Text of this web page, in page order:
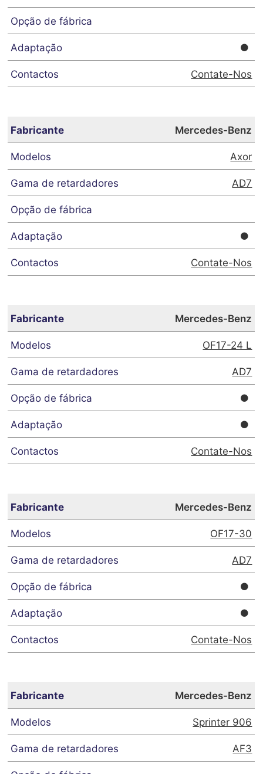
Contate-Nos
Mercedes-Benz
Axor
AD7
Contate-Nos
Mercedes-Benz
OF17-24 L
AD7
Contate-Nos
Mercedes-Benz
OF17-30
AD7
Contate-Nos
Mercedes-Benz
Sprinter 906
AF3